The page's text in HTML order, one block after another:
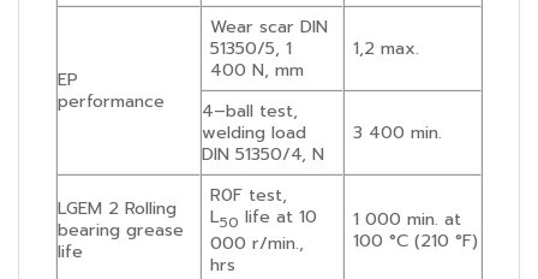
EP
performance
Wear scar DIN
51350/5, 1
400 N, mm
1,2 max.
4–ball test,
welding load
DIN 51350/4, N
3 400 min.
LGEM 2 Rolling
bearing grease
life
R0F test,
L50 life at 10
000 r/min.,
hrs
1 000 min. at
100 °C (210 °F)